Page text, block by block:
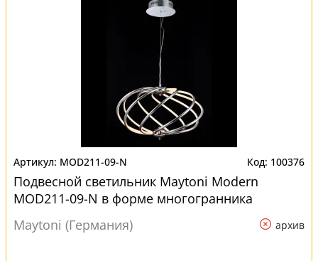
MOD211-09-N 100376
Подвесной светильник Maytoni Modern
MOD211-09-N в форме многогранника
Maytoni (Германия)
архив